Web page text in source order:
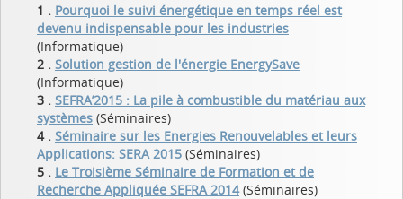
1 . Pourquoi le suivi énergétique en temps réel est
devenu indispensable pour les industries
(Informatique)
2 . Solution gestion de l'énergie EnergySave
(Informatique)
3 . SEFRA’2015 : La pile à combustible du matériau aux
systèmes (Séminaires)
4 . Séminaire sur les Energies Renouvelables et leurs
Applications: SERA 2015 (Séminaires)
5 . Le Troisième Séminaire de Formation et de
Recherche Appliquée SEFRA 2014(Séminaires)